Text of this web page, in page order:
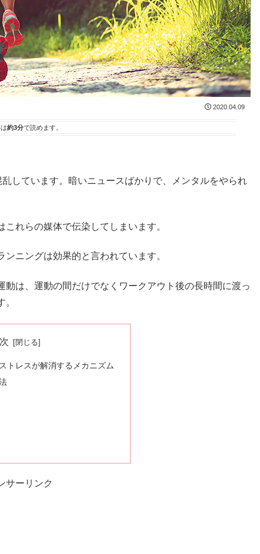
2020.04.09
約3分で読めます。
しています。暗いニュースばかりで、メンタルをやられ
れらの媒体で伝染してしまいます。
ニングは効果的と言われています。
動は、運動の間だけでなくワークアウト後の長時間に渡っ
トレスが解消するメカニズム
サーリンク